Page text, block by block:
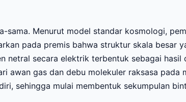
sama. Menurut model standar kosmologi,
pada premis bahwa struktur skala
netral secara elektrik terbentuk sebagai
awan gas dan debu molekuler raksasa
sehingga mulai membentuk sekumpulan